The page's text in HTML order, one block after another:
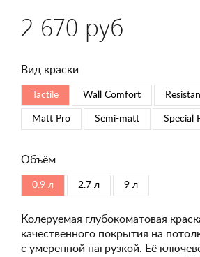
2 670 руб
Вид краски
Tactile Wall Comfort
Matt Pro Semi-matt Special
Объём
0.9 л 2.7 л 9 л
Колеруемая глубокоматовая
качественного покрытия на
с умеренной нагрузкой. Её